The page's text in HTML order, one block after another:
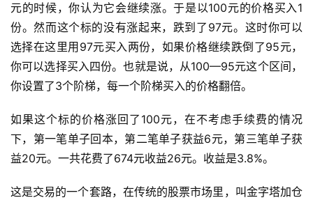
元的时候，你认为它会继续涨。于是以100元的价格买入1
份。然而这个标的没有涨起来，跌到了97元。这时你可以
选择在这里用97元买入两份，如果价格继续跌倒了95元，
你可以选择买入四份。也就是说，从100—95元这个区间，
你设置了3个阶梯，每一个阶梯买入的价格翻倍。
如果这个标的价格涨回了100元，在不考虑手续费的情况
下，第一笔单子回本，第二笔单子获益6元，第三笔单子获
益20元。一共花费了674元收益26元。收益是3.8%。
这是交易的一个套路，在传统的股票市场里，叫金字塔加仓